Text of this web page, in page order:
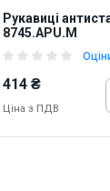
Рукавиці
8745.APU.M
414 ₴
Ціна з ПДВ